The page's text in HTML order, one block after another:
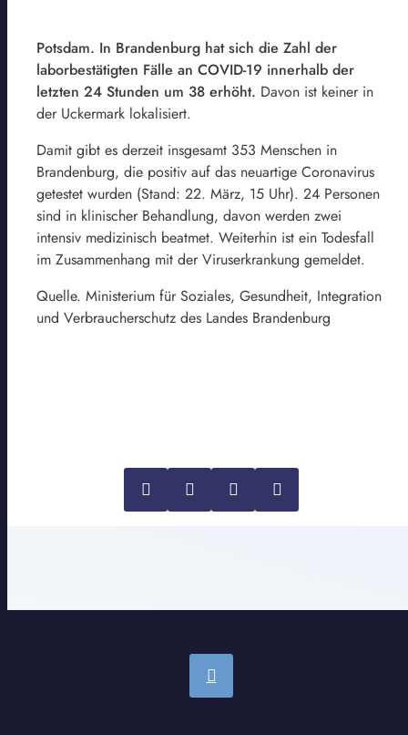
Potsdam. In Brandenburg hat sich die Zahl der
laborbestätigten Fälle an COVID-19 innerhalb der
letzten 24 Stunden um 38 erhöht. Davon ist keiner in
der Uckermark lokalisiert.
Damit gibt es derzeit insgesamt 353 Menschen in
Brandenburg, die positiv auf das neuartige Coronavirus
getestet wurden (Stand: 22. März, 15 Uhr). 24 Personen
sind in klinischer Behandlung, davon werden zwei
intensiv medizinisch beatmet. Weiterhin ist ein Todesfall
im Zusammenhang mit der Viruserkrankung gemeldet.
Quelle. Ministerium für Soziales, Gesundheit, Integration
und Verbraucherschutz des Landes Brandenburg